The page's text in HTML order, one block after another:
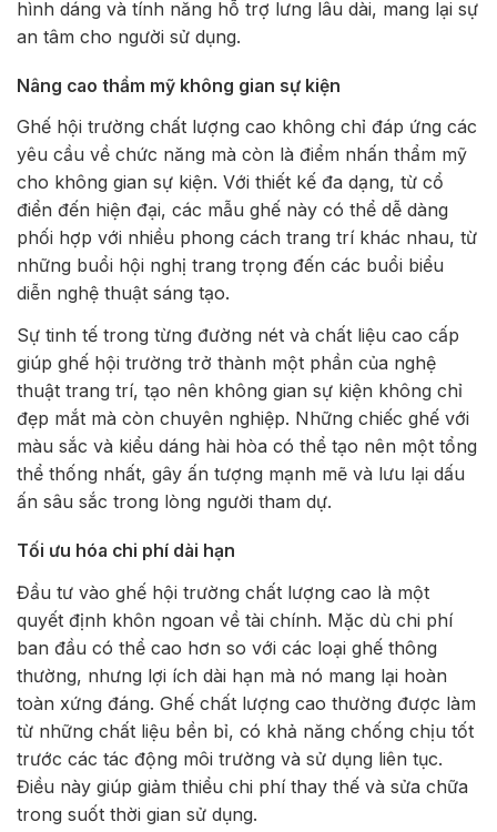
hình dáng và tính năng hỗ trợ lưng lâu dài, mang lại sự
an tâm cho người sử dụng.
Nâng cao thẩm mỹ không gian sự kiện
Ghế hội trường chất lượng cao không chỉ đáp ứng các
yêu cầu về chức năng mà còn là điểm nhấn thẩm mỹ
cho không gian sự kiện. Với thiết kế đa dạng, từ cổ
điển đến hiện đại, các mẫu ghế này có thể dễ dàng
phối hợp với nhiều phong cách trang trí khác nhau, từ
những buổi hội nghị trang trọng đến các buổi biểu
diễn nghệ thuật sáng tạo.
Sự tinh tế trong từng đường nét và chất liệu cao cấp
giúp ghế hội trường trở thành một phần của nghệ
thuật trang trí, tạo nên không gian sự kiện không chỉ
đẹp mắt mà còn chuyên nghiệp. Những chiếc ghế với
màu sắc và kiểu dáng hài hòa có thể tạo nên một tổng
thể thống nhất, gây ấn tượng mạnh mẽ và lưu lại dấu
ấn sâu sắc trong lòng người tham dự.
Tối ưu hóa chi phí dài hạn
Đầu tư vào ghế hội trường chất lượng cao là một
quyết định khôn ngoan về tài chính. Mặc dù chi phí
ban đầu có thể cao hơn so với các loại ghế thông
thường, nhưng lợi ích dài hạn mà nó mang lại hoàn
toàn xứng đáng. Ghế chất lượng cao thường được làm
từ những chất liệu bền bỉ, có khả năng chống chịu tốt
trước các tác động môi trường và sử dụng liên tục.
Điều này giúp giảm thiểu chi phí thay thế và sửa chữa
trong suốt thời gian sử dụng.